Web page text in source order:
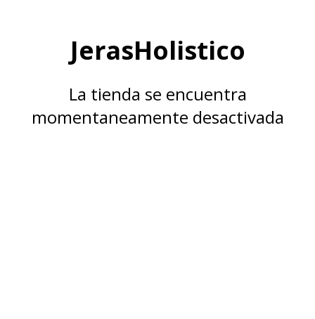
JerasHolistico
La tienda se encuentra
momentaneamente desactivada